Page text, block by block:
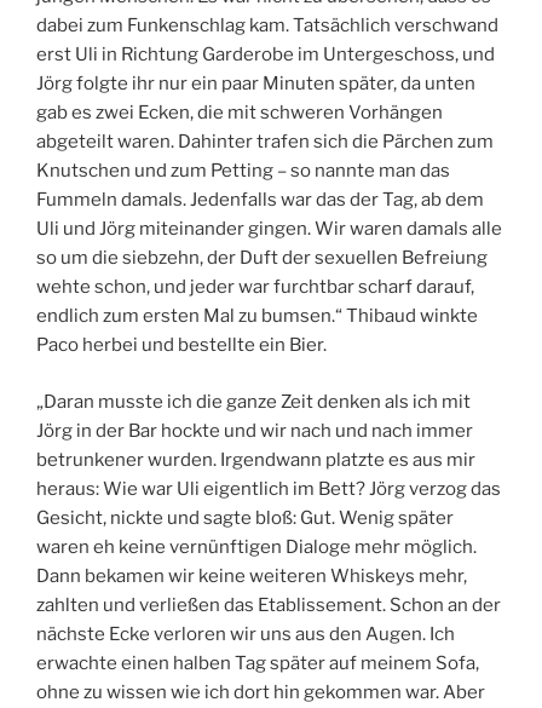
dabei zum Funkenschlag kam. Tatsächlich verschwand
erst Uli in Richtung Garderobe im Untergeschoss, und
Jörg folgte ihr nur ein paar Minuten später, da unten
gab es zwei Ecken, die mit schweren Vorhängen
abgeteilt waren. Dahinter trafen sich die Pärchen zum
Knutschen und zum Petting – so nannte man das
Fummeln damals. Jedenfalls war das der Tag, ab dem
Uli und Jörg miteinander gingen. Wir waren damals alle
so um die siebzehn, der Duft der sexuellen Befreiung
wehte schon, und jeder war furchtbar scharf darauf,
endlich zum ersten Mal zu bumsen.“ Thibaud winkte
Paco herbei und bestellte ein Bier.
„Daran musste ich die ganze Zeit denken als ich mit
Jörg in der Bar hockte und wir nach und nach immer
betrunkener wurden. Irgendwann platzte es aus mir
heraus: Wie war Uli eigentlich im Bett? Jörg verzog das
Gesicht, nickte und sagte bloß: Gut. Wenig später
waren eh keine vernünftigen Dialoge mehr möglich.
Dann bekamen wir keine weiteren Whiskeys mehr,
zahlten und verließen das Etablissement. Schon an der
nächste Ecke verloren wir uns aus den Augen. Ich
erwachte einen halben Tag später auf meinem Sofa,
ohne zu wissen wie ich dort hin gekommen war. Aber